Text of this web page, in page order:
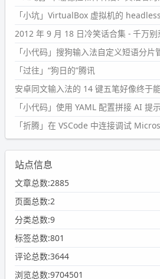
「小坑」VirtualBox 虚拟机的
2012 年 9 月 18 日冷笑话合集 - 千万别
「小代码」搜狗输入法自定义短语分片
「过往」“狗日的”腾讯
安卓同文输入法的 14 键五笔好像终于
「小代码」使用 YAML 配置拼接 AI 提
「折腾」在 VSCode 中连接调试
站点信息
文章总数:2885
页面总数:2
分类总数:9
标签总数:801
评论总数:3644
浏览总数:9704501